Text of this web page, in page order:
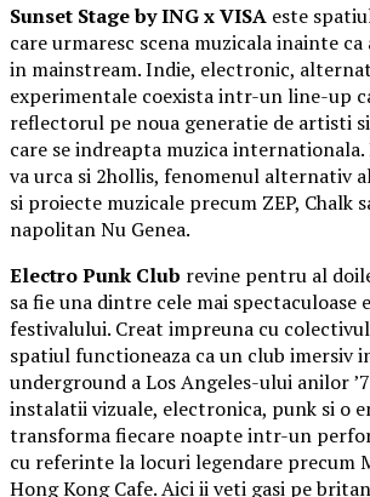
Sunset Stage by ING x VISA este
care urmaresc scena muzicala inainte ca
in mainstream. Indie, electronic,
experimentale coexista intr-un line-up
reflectorul pe noua generatie de artisti
care se indreapta muzica internationala.
va urca si 2hollis, fenomenul alternativ
si proiecte muzicale precum ZEP, Chalk
napolitan Nu Genea.
Electro Punk Club revine pentru al
sa fie una dintre cele mai spectaculoase
festivalului. Creat impreuna cu
spatiul functioneaza ca un club imersiv
underground a Los Angeles-ului anilor
instalatii vizuale, electronica, punk si o
transforma fiecare noapte intr-un
cu referinte la locuri legendare precum
Hong Kong Cafe. Aici ii veti gasi pe